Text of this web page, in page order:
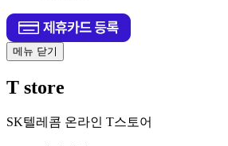
메뉴 닫기
T store
SK텔레콤 온라인 T스토어